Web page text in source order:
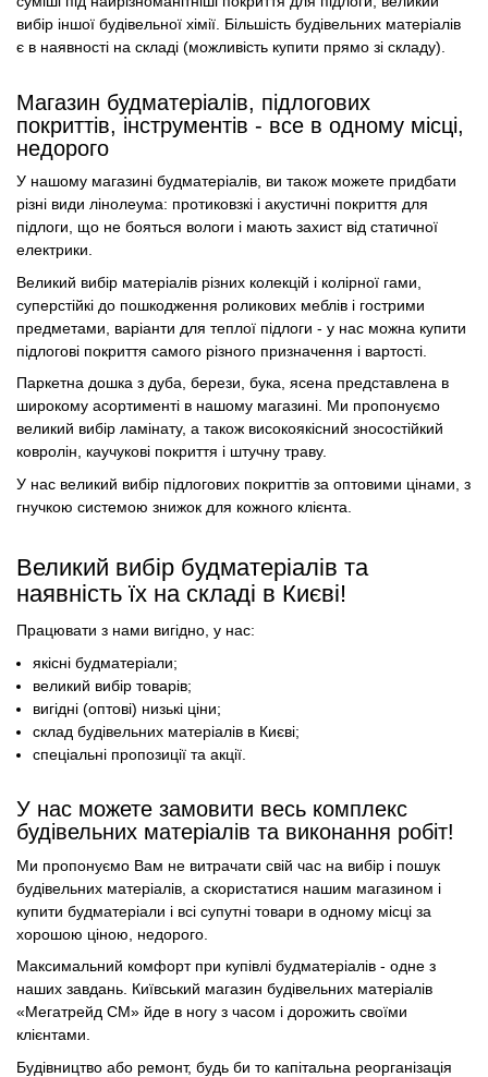
вибір іншої будівельної хімії. Більшість будівельних матеріалів
є в наявності на складі (можливість купити прямо зі складу).
Магазин будматеріалів, підлогових
покриттів, інструментів - все в одному місці,
недорого
У нашому магазині будматеріалів, ви також можете придбати
різні види лінолеума: протиковзкі і акустичні покриття для
підлоги, що не бояться вологи і мають захист від статичної
електрики.
Великий вибір матеріалів різних колекцій і колірної гами,
суперстійкі до пошкодження роликових меблів і гострими
предметами, варіанти для теплої підлоги - у нас можна купити
підлогові покриття самого різного призначення і вартості.
Паркетна дошка з дуба, берези, бука, ясена представлена в
широкому асортименті в нашому магазині. Ми пропонуємо
великий вибір ламінату, а також високоякісний зносостійкий
ковролін, каучукові покриття і штучну траву.
У нас великий вибір підлогових покриттів за оптовими цінами, з
гнучкою системою знижок для кожного клієнта.
Великий вибір будматеріалів та
наявність їх на складі в Києві!
Працювати з нами вигідно, у нас:
якісні будматеріали;
великий вибір товарів;
вигідні (оптові) низькі ціни;
склад будівельних матеріалів в Києві;
спеціальні пропозиції та акції.
У нас можете замовити весь комплекс
будівельних матеріалів та виконання робіт!
Ми пропонуємо Вам не витрачати свій час на вибір і пошук
будівельних матеріалів, а скористатися нашим магазином і
купити будматеріали і всі супутні товари в одному місці за
хорошою ціною, недорого.
Максимальний комфорт при купівлі будматеріалів - одне з
наших завдань. Київський магазин будівельних матеріалів
«Мегатрейд СМ» йде в ногу з часом і дорожить своїми
клієнтами.
Будівництво або ремонт, будь би то капітальна реорганізація